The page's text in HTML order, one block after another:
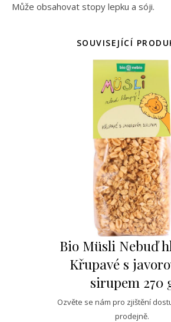
Může obsahovat stopy lepku a sóji.
SOUVISEJÍCÍ
Bio Müsli Nebuď
Křupavé s
sirupem 270
Ozvěte se nám pro zjištění
prodejně.